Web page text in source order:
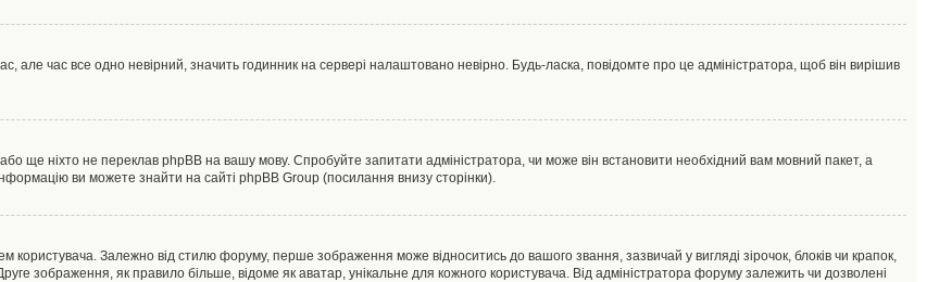
але час все одно невірний, значить годинник на сервері налаштовано невірно. Будь-ласка, повідомте про це адміністратора, щоб він вирішив
ще ніхто не переклав phpBB на вашу мову. Спробуйте запитати адміністратора, чи може він встановити необхідний вам мовний пакет, а
ви можете знайти на сайті phpBB Group (посилання внизу сторінки).
Залежно від стилю форуму, перше зображення може відноситись до вашого звання, зазвичай у вигляді зірочок, блоків чи крапок,
зображення, як правило більше, відоме як аватар, унікальне для кожного користувача. Від адміністратора форуму залежить чи дозволені